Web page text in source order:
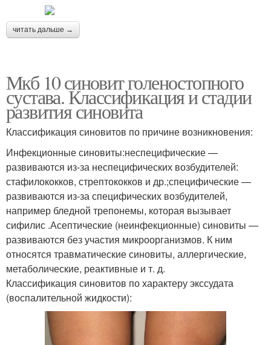
читать дальше →
Мкб 10 синовит голеностопного
сустава. Классификация и стадии
развития синовита
Классификация синовитов по причине возникновения:
Инфекционные синовиты:неспецифические —
развиваются из-за неспецифических возбудителей:
стафилококков, стрептококков и др.;специфические —
развиваются из-за специфических возбудителей,
например бледной трепонемы, которая вызывает
сифилис .Асептические (неинфекционные) синовиты —
развиваются без участия микроорганизмов. К ним
относятся травматические синовиты, аллергические,
метаболические, реактивные и т. д.
Классификация синовитов по характеру экссудата
(воспалительной жидкости):